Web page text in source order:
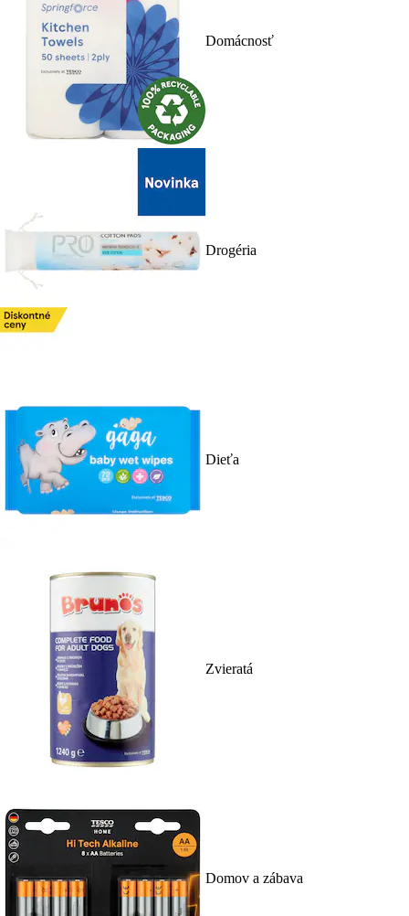
Domácnosť
Drogéria
Dieťa
Zvieratá
Domov a zábava